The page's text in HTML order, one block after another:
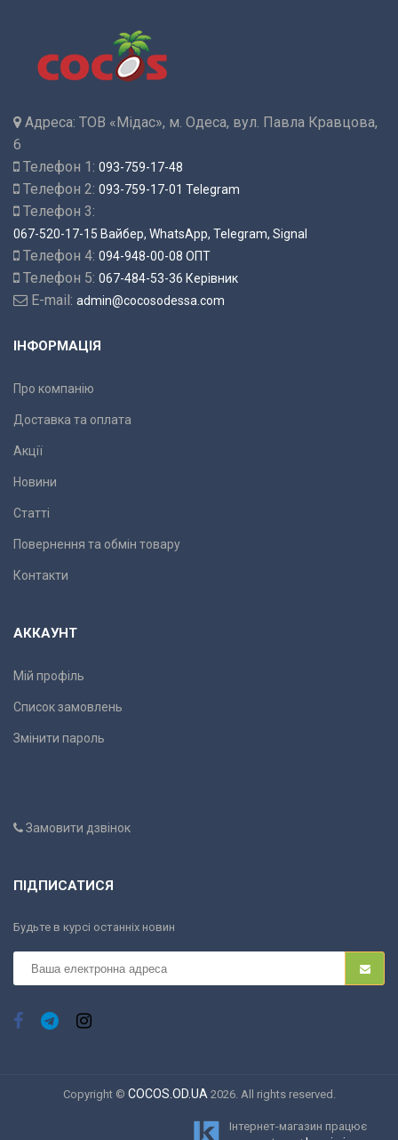
Адреса: ТОВ «Мідас», м. Одеса, вул. Павла Кравцова,
6
Телефон 1: 093-759-17-48
Телефон 2: 093-759-17-01 Telegram
Телефон 3:
067-520-17-15 Вайбер, WhatsApp, Telegram, Signal
Телефон 4: 094-948-00-08 ОПТ
Телефон 5: 067-484-53-36 Керівник
E-mail: admin@cocosodessa.com
ІНФОРМАЦІЯ
Про компанію
Доставка та оплата
Акції
Новини
Статті
Повернення та обмін товару
Контакти
АККАУНТ
Мій профіль
Список замовлень
Змінити пароль
Замовити дзвінок
ПІДПИСАТИСЯ
Будьте в курсі останніх новин
Copyright © COCOS.OD.UA2026. All rights reserved.
Інтернет-магазин працює